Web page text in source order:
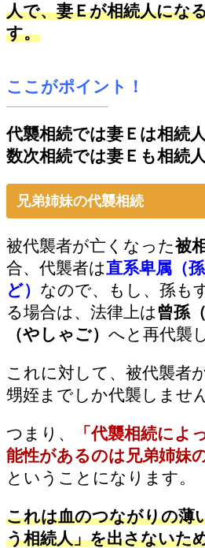
人で、妻Ｅが相続人にな
す。
ここがポイント！
代襲相続では妻Ｅは相続
数次相続では妻Ｅも相続
兄弟姉妹の代襲相続
被代襲者が亡くなった被
合、代襲者は直系卑属（
ど） なので、もし、孫も
る場合は、法律上は 曾孫
（やしゃご） へと再代襲
これに対して、被代襲者
甥姪までしか代襲しません
つまり、
「代襲相続によ
能性があるのは兄弟姉妹
ということになります。
これは血のつながりの薄
う相続人」を出さないた